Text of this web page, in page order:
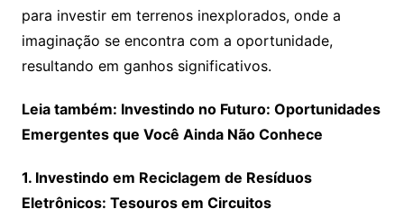
para investir em terrenos inexplorados, onde a
imaginação se encontra com a oportunidade,
resultando em ganhos significativos.
Leia também: Investindo no Futuro: Oportunidades
Emergentes que Você Ainda Não Conhece
1. Investindo em Reciclagem de Resíduos
Eletrônicos: Tesouros em Circuitos